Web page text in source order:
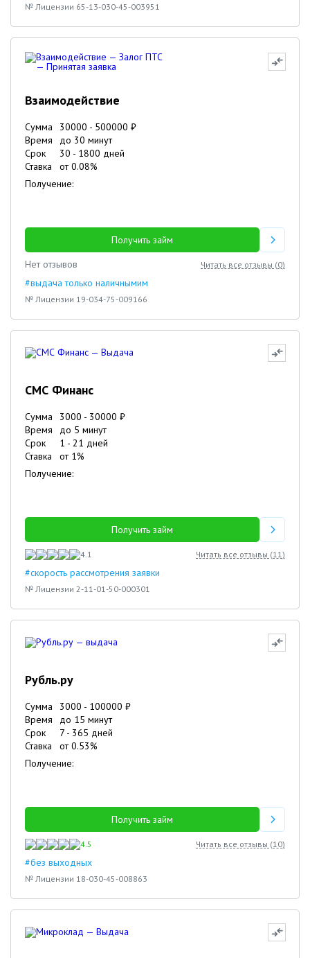
№ Лицензии 65-13-030-45-003951
Взаимодействие
Сумма 30000 - 500000 ₽
Время
до 30 минут
Срок
30 - 1800 дней
Ставка
от0.08%
Получение:
Получить займ
Нет отзывов
Читать все отзывы (0)
#выдача только наличнымим
№ Лицензии 19-034-75-009166
СМС Финанс
Сумма 3000 - 30000 ₽
Время
до 5 минут
Срок
1 - 21 дней
Ставка
от 1%
Получение:
Получить займ
4.1 Читать все отзывы (11)
#скорость рассмотрения заявки
№ Лицензии 2-11-01-50-000301
Рубль.ру
Сумма 3000 - 100000 ₽
Время
до 15 минут
Срок
7 - 365 дней
Ставка
от0.53%
Получение:
Получить займ
4.5 Читать все отзывы (10)
#без выходных
№ Лицензии 18-030-45-008863